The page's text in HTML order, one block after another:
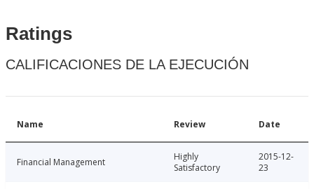
Ratings
CALIFICACIONES DE LA EJECUCIÓN
Name Review Date
Financial Management
Highly
Satisfactory
2015-12-
23